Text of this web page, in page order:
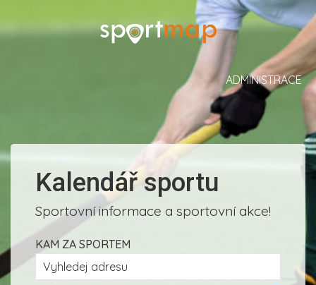
ADMINISTRACE
Kalendář sportu
Sportovní informace a sportovní akce!
KAM ZA SPORTEM